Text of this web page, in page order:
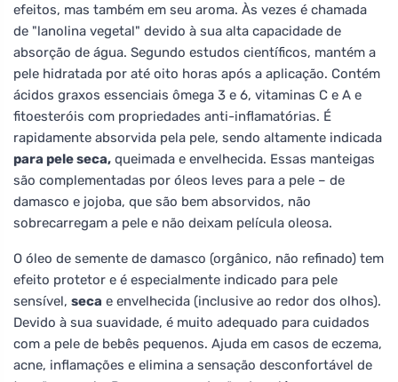
efeitos, mas também em seu aroma. Às vezes é chamada
de "lanolina vegetal" devido à sua alta capacidade de
absorção de água. Segundo estudos científicos, mantém a
pele hidratada por até oito horas após a aplicação. Contém
ácidos graxos essenciais ômega 3 e 6, vitaminas C e A e
fitoesteróis com propriedades anti-inflamatórias. É
rapidamente absorvida pela pele, sendo altamente indicada
para pele seca, queimada e envelhecida. Essas manteigas
são complementadas por óleos leves para a pele – de
damasco e jojoba, que são bem absorvidos, não
sobrecarregam a pele e não deixam película oleosa.
O óleo de semente de damasco (orgânico, não refinado) tem
efeito protetor e é especialmente indicado para pele
sensível, seca e envelhecida (inclusive ao redor dos olhos).
Devido à sua suavidade, é muito adequado para cuidados
com a pele de bebês pequenos. Ajuda em casos de eczema,
acne, inflamações e elimina a sensação desconfortável de